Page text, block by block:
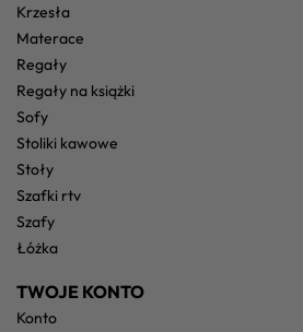
krzesła
materace
regały
regały na książki
sofy
stoliki kawowe
stoły
szafki rtv
szafy
łóżka
TWOJE KONTO
konto